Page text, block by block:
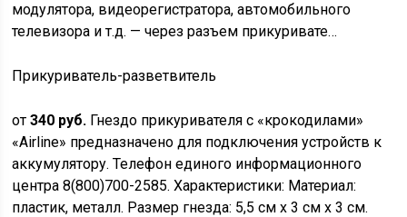
модулятора, видеорегистратора, автомобильного
телевизора и т.д. — через разъем прикуривате…
Прикуриватель-разветвитель
от340 руб. Гнездо прикуривателя с «крокодилами»
«Airline» предназначено для подключения устройств к
аккумулятору. Телефон единого информационного
центра 8(800)700-2585. Характеристики: Материал:
пластик, металл. Размер гнезда: 5,5 см х 3 см х 3 см.